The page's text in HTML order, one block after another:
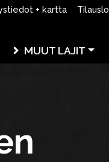
+ kartta
MUUT LAJIT